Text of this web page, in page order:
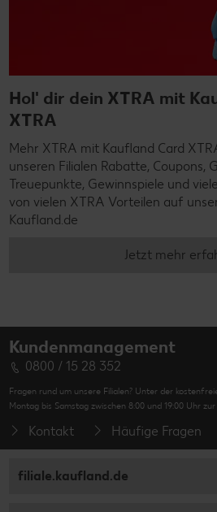
Hol' dir dein XTRA mit
XTRA
Mehr XTRA mit Kaufland Card
unseren Filialen Rabatte, Coupons,
Treuepunkte, Gewinnspiele und
von vielen XTRA Vorteilen auf
Kaufland.de
Jetzt mehr
Kundenmanagement
0800 / 15 28 352
Fragen rund um unsere Filialen? Unter der
Montag bis Samstag zwischen 8:00 und 19:00 Uhr
Kontakt Häufige Fragen
filiale.kaufland.de